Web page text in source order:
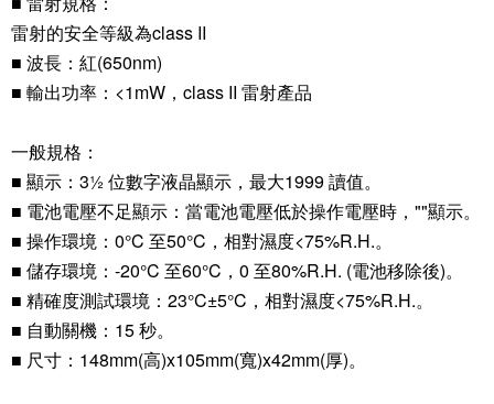
雷射的安全等級為class II
■ 波長：紅(650nm)
■ 輸出功率：<1mW，class II 雷射產品
一般規格：
■ 顯示：3½ 位數字液晶顯示，最大1999 讀值。
■ 電池電壓不足顯示：當電池電壓低於操作電壓時，""顯示。
■ 操作環境：0°C 至50°C，相對濕度<75%R.H.。
■ 儲存環境：-20°C 至60°C，0 至80%R.H. (電池移除後)。
■ 精確度測試環境：23°C±5°C，相對濕度<75%R.H.。
■ 自動關機：15 秒。
■ 尺寸：148mm(高)x105mm(寬)x42mm(厚)。